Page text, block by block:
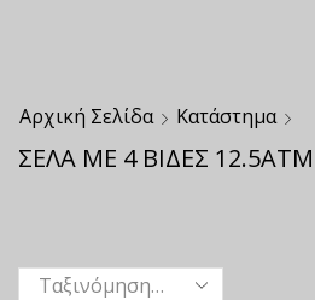
Αρχική Σελίδα Κατάστημα
ΣΕΛΑ ΜΕ 4 ΒΙΔΕΣ